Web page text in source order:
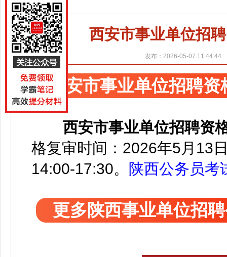
西安市事业单位招
发布：2026-05-07 11:44:44
西安市事业单位招聘
西安市事业单位招聘资
格复审时间：2026年5月13
14:00-17:30。 陕西公务员考
更多陕西事业单位招